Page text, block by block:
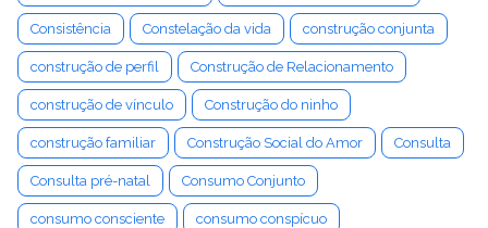
Consistência Constelação da vida construção conjunta
construção de perfil Construção de Relacionamento
construção de vínculo Construção do ninho
construção familiar Construção Social do Amor Consulta
Consulta pré-natal Consumo Conjunto
consumo consciente consumo conspícuo